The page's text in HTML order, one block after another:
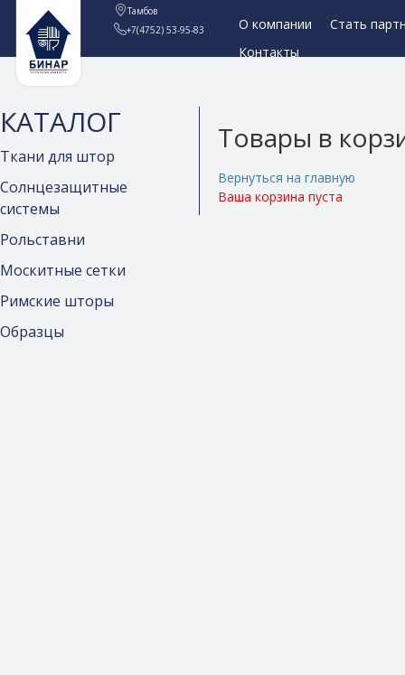
Тамбов
+7(4752) 53-95-83
О компании
Стать
Контакты
КАТАЛОГ
Ткани для штор
Солнцезащитные
системы
Рольставни
Москитные сетки
Римские шторы
Образцы
Товары в
Вернуться на главную
Ваша корзина пуста